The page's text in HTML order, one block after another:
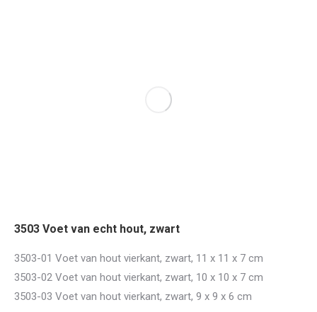
3503 Voet van echt hout, zwart
3503-01 Voet van hout vierkant, zwart, 11 x 11 x 7 cm
3503-02 Voet van hout vierkant, zwart, 10 x 10 x 7 cm
3503-03 Voet van hout vierkant, zwart, 9 x 9 x 6 cm